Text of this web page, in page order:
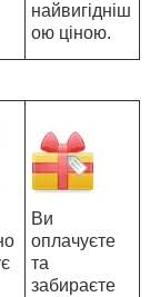
найвигідніш
ою ціною.
Ви
оплачуєте
та
забираєте